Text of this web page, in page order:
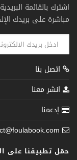
اشترك بالقائمة
مباشرة على بريدك
اتصل بنا
انشر معنا
إدعمنا
حمّل تطبيقنا على